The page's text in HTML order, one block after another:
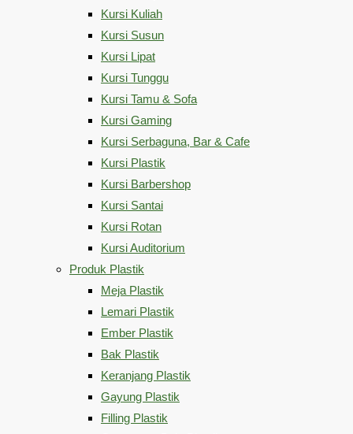
Kursi Kuliah
Kursi Susun
Kursi Lipat
Kursi Tunggu
Kursi Tamu & Sofa
Kursi Gaming
Kursi Serbaguna, Bar & Cafe
Kursi Plastik
Kursi Barbershop
Kursi Santai
Kursi Rotan
Kursi Auditorium
Produk Plastik
Meja Plastik
Lemari Plastik
Ember Plastik
Bak Plastik
Keranjang Plastik
Gayung Plastik
Filling Plastik